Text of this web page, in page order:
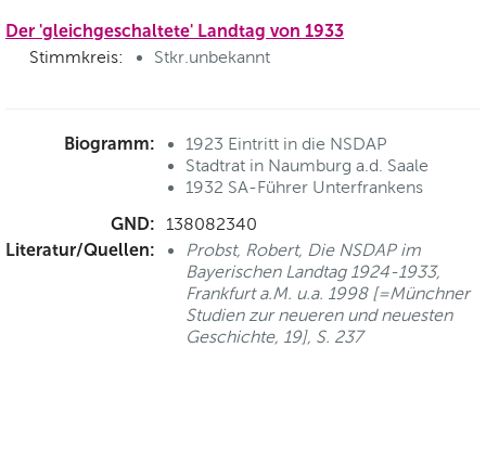
Der 'gleichgeschaltete' Landtag von 1933
Stimmkreis: Stkr.unbekannt
Biogramm:
1923 Eintritt in die NSDAP
Stadtrat in Naumburg a.d. Saale
1932 SA-Führer Unterfrankens
GND: 138082340
Literatur/Quellen:
Probst, Robert, Die NSDAP im
Bayerischen Landtag 1924-1933,
Frankfurt a.M. u.a. 1998 [=Münchner
Studien zur neueren und neuesten
Geschichte, 19], S. 237